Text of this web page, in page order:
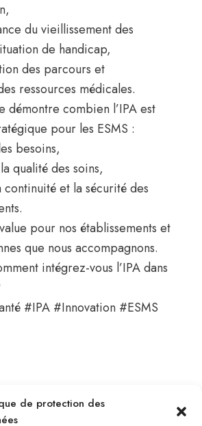
de protection des
du vieillissement des
de handicap,
des parcours et
ressources médicales.
démontre combien l’IPA est
pour les ESMS :
besoins,
qualité des soins,
et la sécurité des
pour nos établissements et
que nous accompagnons.
intégrez-vous l’IPA dans
#IPA #Innovation #ESMS